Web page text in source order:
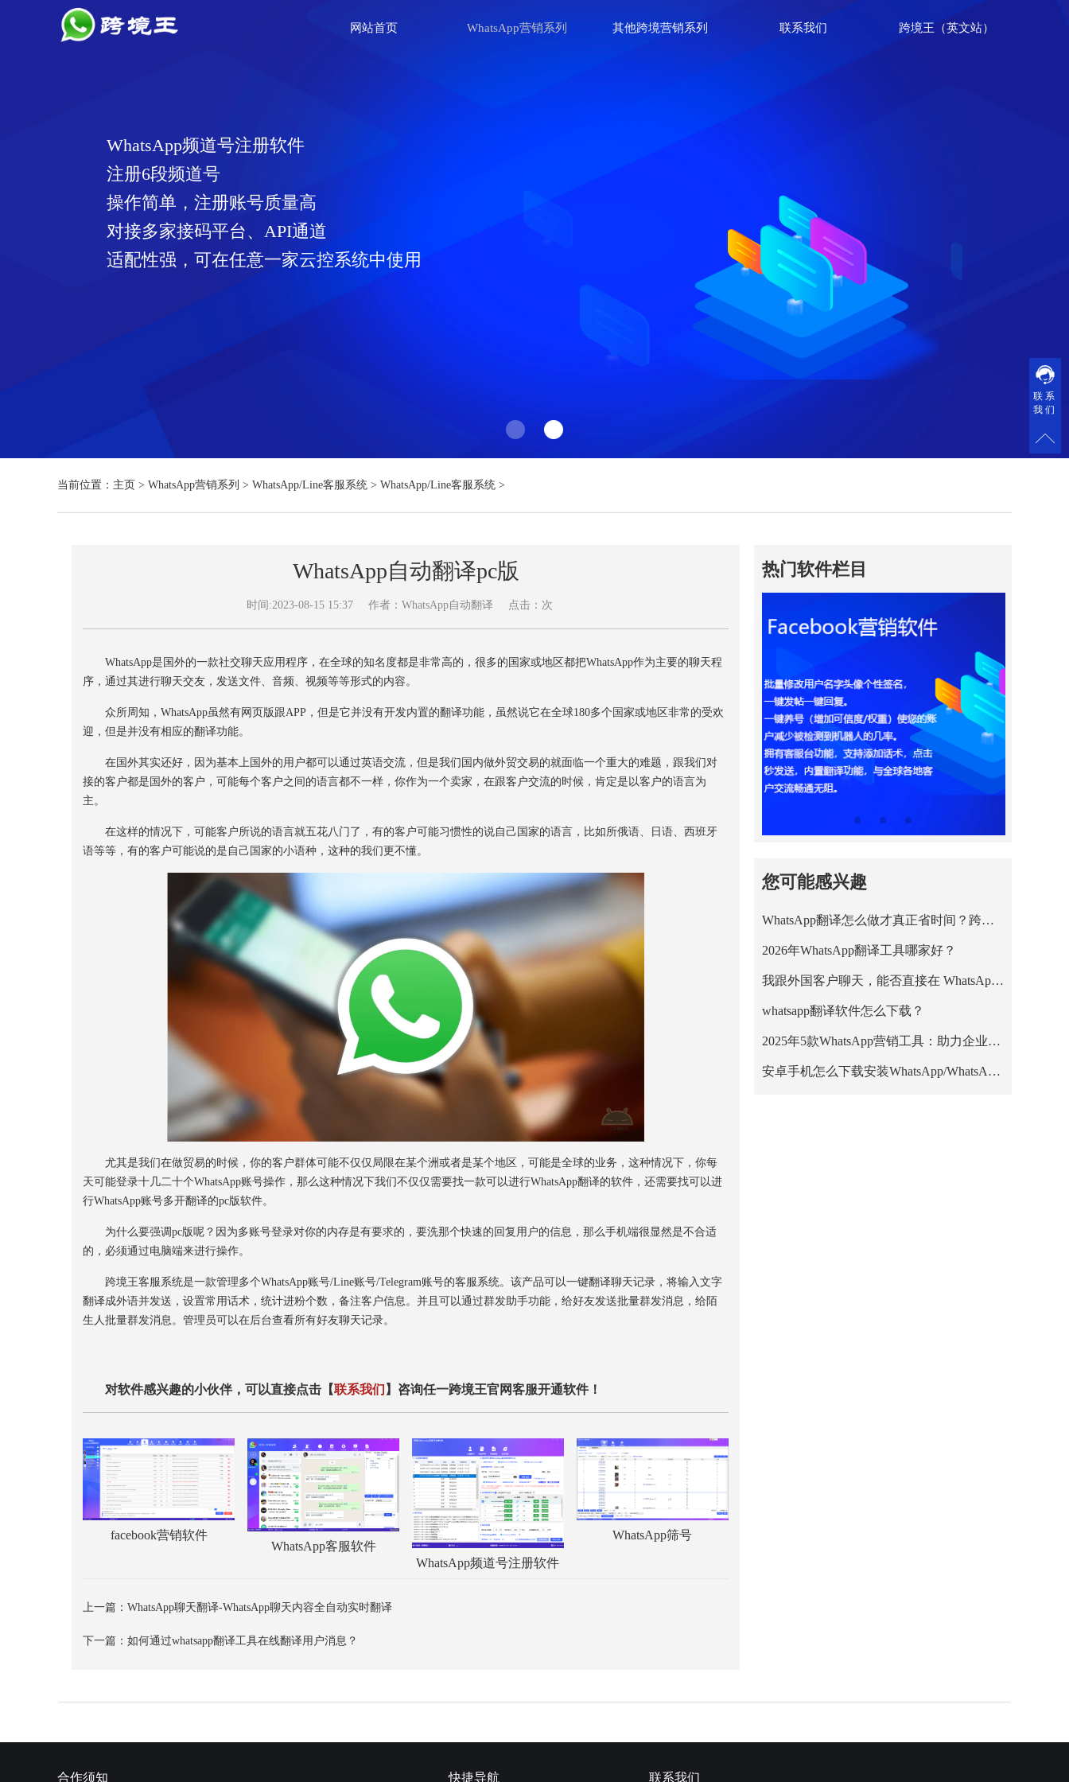
网站首页 WhatsApp营销系列 其他跨境营销系列 联系我们 跨境王（英文站）
WhatsApp频道号注册软件
注册6段频道号
操作简单，注册账号质量高
对接多家接码平台、API通道
适配性强，可在任意一家云控系统中使用
当前位置： 主页 > WhatsApp营销系列 > WhatsApp/Line客服系统 > WhatsApp/Line客服系统 >
WhatsApp自动翻译pc版
时间:2023-08-15 15:37 作者：WhatsApp自动翻译 点击： 次
WhatsApp是国外的一款社交聊天应用程序，在全球的知名度都是非常高的，很多的国家或地区都把WhatsApp作为主要的聊天程
序，通过其进行聊天交友，发送文件、音频、视频等等形式的内容。
众所周知，WhatsApp虽然有网页版跟APP，但是它并没有开发内置的翻译功能，虽然说它在全球180多个国家或地区非常的受欢
迎，但是并没有相应的翻译功能。
在国外其实还好，因为基本上国外的用户都可以通过英语交流，但是我们国内做外贸交易的就面临一个重大的难题，跟我们对
接的客户都是国外的客户，可能每个客户之间的语言都不一样，你作为一个卖家，在跟客户交流的时候，肯定是以客户的语言为
主。
在这样的情况下，可能客户所说的语言就五花八门了，有的客户可能习惯性的说自己国家的语言，比如所俄语、日语、西班牙
语等等，有的客户可能说的是自己国家的小语种，这种的我们更不懂。
尤其是我们在做贸易的时候，你的客户群体可能不仅仅局限在某个洲或者是某个地区，可能是全球的业务，这种情况下，你每
天可能登录十几二十个WhatsApp账号操作，那么这种情况下我们不仅仅需要找一款可以进行WhatsApp翻译的软件，还需要找可以进
行WhatsApp账号多开翻译的pc版软件。
为什么要强调pc版呢？因为多账号登录对你的内存是有要求的，要洗那个快速的回复用户的信息，那么手机端很显然是不合适
的，必须通过电脑端来进行操作。
跨境王客服系统是一款管理多个WhatsApp账号/Line账号/Telegram账号的客服系统。该产品可以一键翻译聊天记录，将输入文字
翻译成外语并发送，设置常用话术，统计进粉个数，备注客户信息。并且可以通过群发助手功能，给好友发送批量群发消息，给陌
生人批量群发消息。管理员可以在后台查看所有好友聊天记录。
对软件感兴趣的小伙伴，可以直接点击【联系我们 】咨询任一跨境王官网客服开通软件！
facebook营销软件
WhatsApp客服软件
WhatsApp频道号注册软件
WhatsApp筛号
上一篇：WhatsApp聊天翻译-WhatsApp聊天内容全自动实时翻译
下一篇：如何通过whatsapp翻译工具在线翻译用户消息？
热门软件栏目
您可能感兴趣
WhatsApp翻译怎么做才真正省时间？跨境王WhatsApp客服系统的正确用法
2026年WhatsApp翻译工具哪家好？
我跟外国客户聊天，能否直接在 WhatsApp 里把英文消息翻成中文？
whatsapp翻译软件怎么下载？
2025年5款WhatsApp营销工具：助力企业高效拓客与私域增长
安卓手机怎么下载安装WhatsApp/WhatsApp Business？
合作须知 快捷导航 联系我们
联系
我们